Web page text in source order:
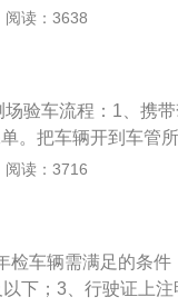
动车运行安全技术
年检只需到车管所
查询即可；4、值得
汽车、货车和中型客
志；5、也就是说你
省也无需再开具异地
阅读：3638
验车流程：1、携
。把车辆开到车管
然后把表格和其他
脚架。外检结束后
取检测合格表；4、
完毕。领取年审贴
机动车审验可以提
阅读：3716
检车辆需满足的条
下；3、行驶证上注